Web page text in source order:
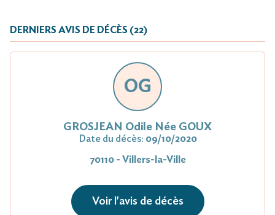
DERNIERS AVIS DE DÉCÈS (22)
OG
GROSJEAN Odile Née GOUX
Date du décès: 09/10/2020
70110 - Villers-la-Ville
Voir l'avis de décès